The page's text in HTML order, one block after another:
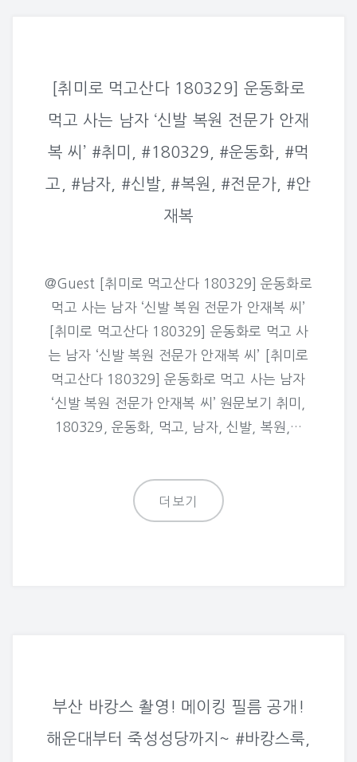
[취미로 먹고산다 180329] 운동화로
먹고 사는 남자 ‘신발 복원 전문가 안재
복 씨’ #취미, #180329, #운동화, #먹
고, #남자, #신발, #복원, #전문가, #안
재복
@Guest [취미로 먹고산다 180329] 운동화로
먹고 사는 남자 ‘신발 복원 전문가 안재복 씨’
[취미로 먹고산다 180329] 운동화로 먹고 사
는 남자 ‘신발 복원 전문가 안재복 씨’ [취미로
먹고산다 180329] 운동화로 먹고 사는 남자
‘신발 복원 전문가 안재복 씨’ 원문보기 취미,
180329, 운동화, 먹고, 남자, 신발, 복원,…
더보기
부산 바캉스 촬영! 메이킹 필름 공개!
해운대부터 죽성성당까지~ #바캉스룩,